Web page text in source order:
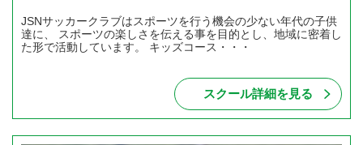
JSNサッカークラブはスポーツを行う機会の少ない年代の子供
達に、 スポーツの楽しさを伝える事を目的とし、地域に密着し
た形で活動しています。 キッズコース・・・
スクール詳細を見る